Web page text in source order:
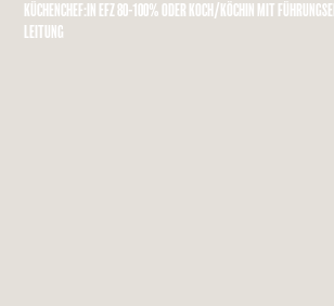
KÜCHENCHEF:IN EFZ 80-100% ODER KOCH/KÖCHIN MIT
LEITUNG